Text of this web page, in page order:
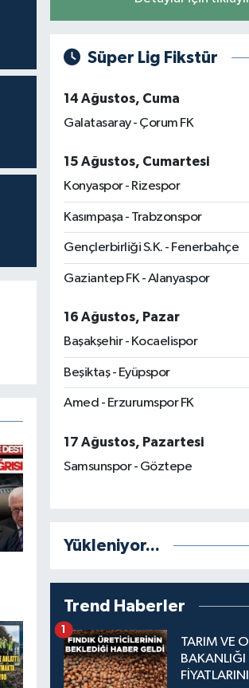
Süper Lig Fikstür
14 Ağustos, Cuma
Galatasaray - Çorum FK
15 Ağustos, Cumartesi
Konyaspor - Rizespor
Kasımpaşa - Trabzonspor
Gençlerbirliği S.K. - Fenerbahçe
Gaziantep FK - Alanyaspor
16 Ağustos, Pazar
Başakşehir - Kocaelispor
Beşiktaş - Eyüpspor
Amed - Erzurumspor FK
17 Ağustos, Pazartesi
Samsunspor - Göztepe
Yükleniyor...
Trend Haberler
TARIM VE
BAKANLIĞI
1